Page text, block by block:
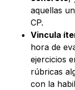
aquellas
CP.
Vincula
hora de
ejercicios
rúbricas
con la